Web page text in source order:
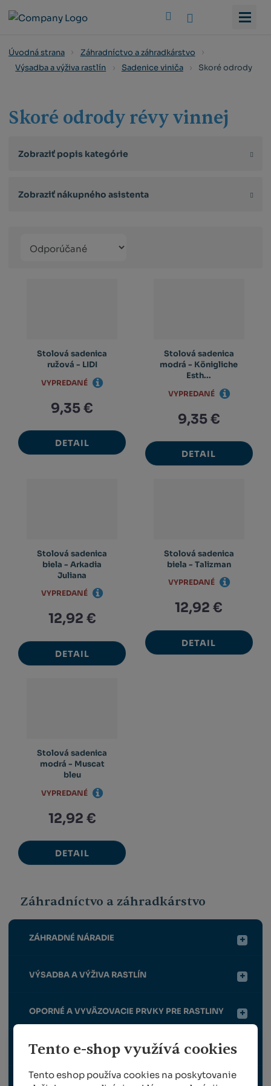
Tento e-shop využívá cookies
Tento eshop používa cookies na poskytovanie
Úvodná strana
Záhradníctvo a záhradkárstvo
Výsadba a výživa rastlín
Sadenice viniča Skoré odrody
Skoré odrody révy vinnej
Zobraziť popis kategórie
Zobraziť nákupného asistenta
produktů
Stolová sadenica
ružová - LIDI
9,35 €
DETAIL
VYPREDANÉ
Stolová sadenica
modrá - Königliche
Esth...
9,35 €
DETAIL
VYPREDANÉ
Stolová sadenica
biela - Arkadia
Juliana
12,92 €
DETAIL
VYPREDANÉ
Stolová sadenica
biela - Talizman
12,92 €
DETAIL
VYPREDANÉ
Stolová sadenica
modrá - Muscat
bleu
12,92 €
DETAIL
VYPREDANÉ
Záhradníctvo a záhradkárstvo
ZÁHRADNÉ NÁRADIE
VÝSADBA A VÝŽIVA RASTLÍN
OPORNÉ A VYVÄZOVACIE PRVKY PRE RASTLINY
OCHRANA RASTLÍN